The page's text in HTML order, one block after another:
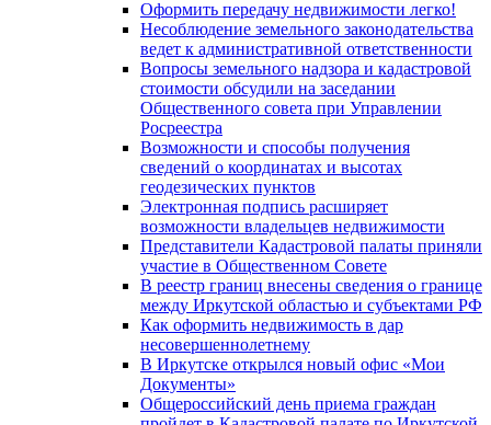
Оформить передачу недвижимости легко!
Несоблюдение земельного законодательства
ведет к административной ответственности
Вопросы земельного надзора и кадастровой
стоимости обсудили на заседании
Общественного совета при Управлении
Росреестра
Возможности и способы получения
сведений о координатах и высотах
геодезических пунктов
Электронная подпись расширяет
возможности владельцев недвижимости
Представители Кадастровой палаты приняли
участие в Общественном Совете
В реестр границ внесены сведения о границе
между Иркутской областью и субъектами РФ
Как оформить недвижимость в дар
несовершеннолетнему
В Иркутске открылся новый офис «Мои
Документы»
Общероссийский день приема граждан